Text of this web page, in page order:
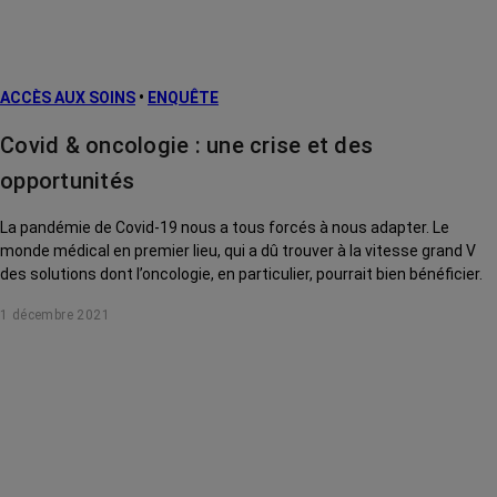
ACCÈS AUX SOINS • ENQUÊTE
Covid & oncologie : une crise et des
opportunités
La pandémie de Covid-19 nous a tous forcés à nous adapter. Le
monde médical en premier lieu, qui a dû trouver à la vitesse grand V
des solutions dont l’oncologie, en particulier, pourrait bien bénéficier.
1 décembre 2021